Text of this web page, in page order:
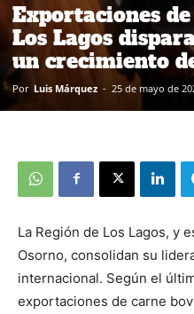
Exportaciones
Los Lagos
un crecimiento
Por Luis Márquez - 25 de mayo de
La Región de Los Lagos, y
Osorno, consolidan su
internacional. Según el
exportaciones de carne